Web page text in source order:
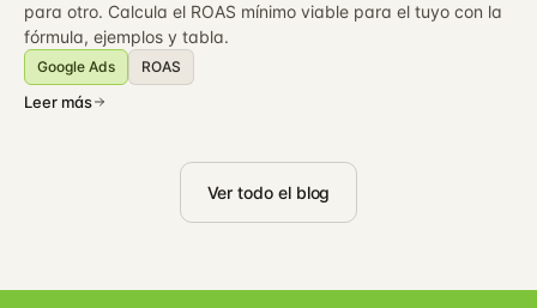
para otro. Calcula el ROAS mínimo viable para el tuyo con la
fórmula, ejemplos y tabla.
Google Ads ROAS
Leer más
Ver todo el blog